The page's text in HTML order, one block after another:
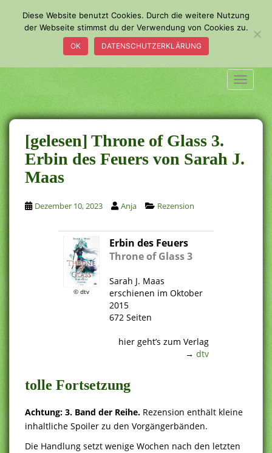
o
a
i
n
c
o
n
t
e
n
t
[gelesen] Throne of Glass 3.
Erbin des Feuers von Sarah J.
Maas
Dezember 10, 2023 Anja Rezension
© dtv
Erbin des Feuers
Throne of Glass 3
Sarah J. Maas
erschienen im Oktober
2015
672 Seiten
hier geht’s zum Verlag
→ dtv
tolle Fortsetzung
Achtung: 3. Band der Reihe. Rezension enthält kleine
inhaltliche Spoiler zu den Vorgängerbänden.
Die Handlung setzt wenige Wochen nach den letzten
Diese Website benutzt Cookies. Durch die weitere Nutzung
der Webseite stimmst du der Verwendung von Cookies zu.
OK DATENSCHUTZERKLÄRUNG